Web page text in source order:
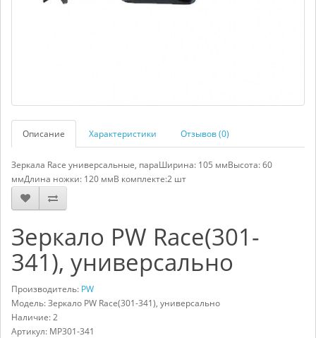
Описание Характеристики Отзывов (0)
Зеркала Race универсальные, параШирина: 105 ммВысота: 60
ммДлина ножки: 120 ммВ комплекте:2 шт
Зеркало PW Race(301-
341), универсально
Производитель: PW
Модель: Зеркало PW Race(301-341), универсально
Наличие: 2
Артикул: MP301-341